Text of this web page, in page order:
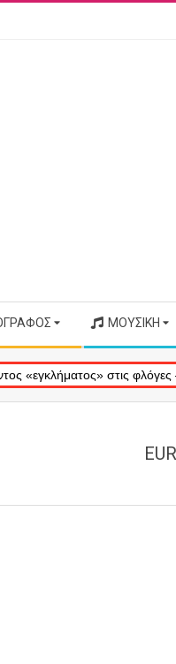
ΜΟΥΣΙΚΉ
στις φλόγες – Η